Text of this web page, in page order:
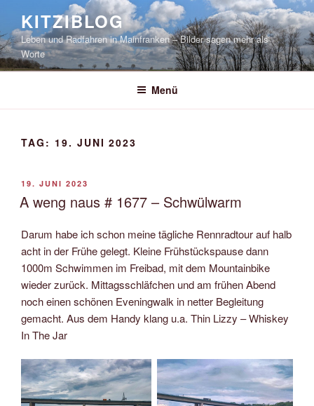
springen
KITZIBLOG
Leben und Radfahren in Mainfranken – Bilder sagen mehr als
Worte
Menü
TAG: 19. JUNI 2023
VERÖFFENTLICHT
AM
19. JUNI 2023
A weng naus # 1677 – Schwülwarm
Darum habe ich schon meine tägliche Rennradtour auf halb
acht in der Frühe gelegt. Kleine Frühstückspause dann
1000m Schwimmen im Freibad, mit dem Mountainbike
wieder zurück. Mittagsschläfchen und am frühen Abend
noch einen schönen Eveningwalk in netter Begleitung
gemacht. Aus dem Handy klang u.a. Thin Lizzy – Whiskey
In The Jar